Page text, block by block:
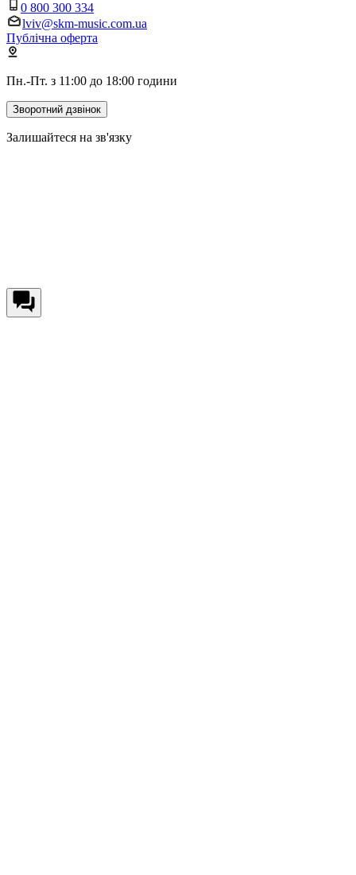
0 800 300 334
lviv@skm-music.com.ua
Публічна оферта
Пн.-Пт. з 11:00 до 18:00 години
Зворотний дзвінок
Залишайтеся на зв'язку